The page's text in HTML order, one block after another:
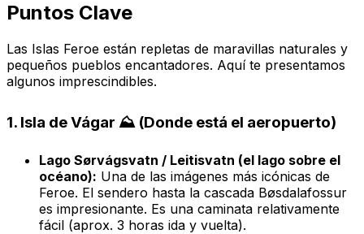
Puntos Clave
Las Islas Feroe están repletas de maravillas naturales y
pequeños pueblos encantadores. Aquí te presentamos
algunos imprescindibles.
1. Isla de Vágar ⛰️ (Donde está el aeropuerto)
Lago Sørvágsvatn / Leitisvatn (el lago sobre el
océano): Una de las imágenes más icónicas de
Feroe. El sendero hasta la cascada Bøsdalafossur
es impresionante. Es una caminata relativamente
fácil (aprox. 3 horas ida y vuelta).